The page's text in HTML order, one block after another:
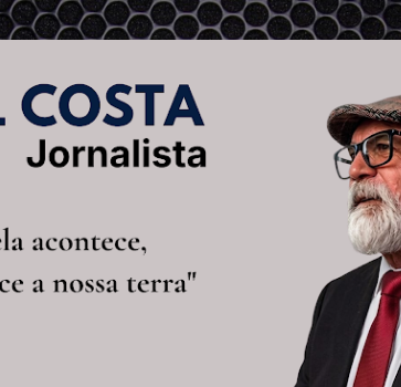
Pular para o conteúdo principal